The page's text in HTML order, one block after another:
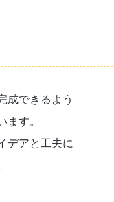
成できるよう
す。
デアと工夫に